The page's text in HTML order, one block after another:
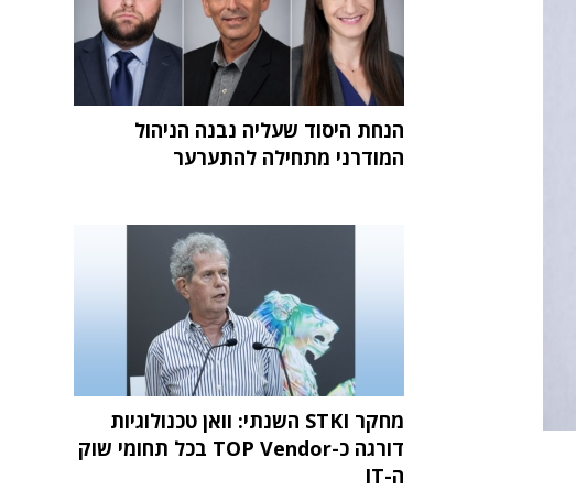
הנחת היסוד שעליה נבנה הניהול
המודרני מתחילה להתערער
מחקר STKI השנתי: וואן טכנולוגיות
דורגה כ-TOP Vendor בכל תחומי שוק
ה-IT